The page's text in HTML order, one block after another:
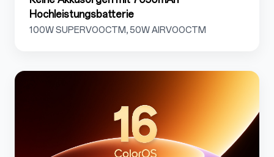
Hochleistungsbatterie
100W SUPERVOOCTM, 50W AIRVOOCTM
1.8